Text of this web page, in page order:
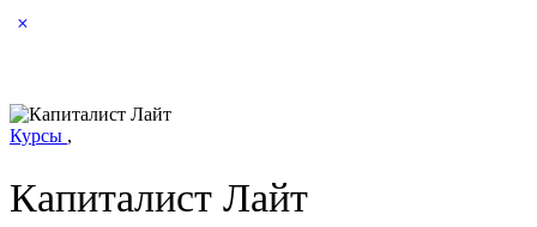
Курсы ,
Капиталист Лайт